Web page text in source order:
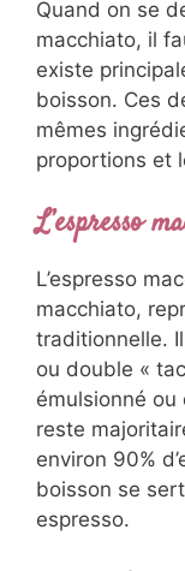
Quand on se
macchiato, il
existe
boisson. Ces
mêmes
proportions et
L’espresso
L’espresso
macchiato,
traditionnelle.
ou double «
émulsionné
reste
environ 90%
boisson se
espresso.